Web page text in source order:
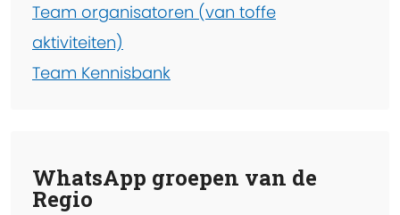
Team organisatoren (van toffe
aktiviteiten)
Team Kennisbank
WhatsApp groepen van de
Regio